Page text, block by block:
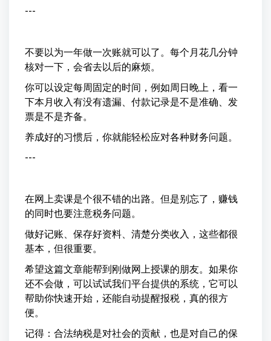
---
不要以为一年做一次账就可以了。每个月花几分钟
核对一下，会省去以后的麻烦。
你可以设定每周固定的时间，例如周日晚上，看一
下本月收入有没有遗漏、付款记录是不是准确、发
票是不是齐备。
养成好的习惯后，你就能轻松应对各种财务问题。
---
在网上卖课是个很不错的出路。但是别忘了，赚钱
的同时也要注意税务问题。
做好记账、保存好资料、清楚分类收入，这些都很
基本，但很重要。
希望这篇文章能帮到刚做网上授课的朋友。如果你
还不会做，可以试试我们平台提供的系统，它可以
帮助你快速开始，还能自动提醒报税，真的很方
便。
记得：合法纳税是对社会的贡献，也是对自己的保